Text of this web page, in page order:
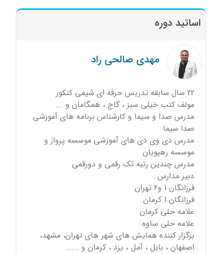
اساتید دوره
مهدی صالحی راد
22 سال سابقه تدریس حرفه ای شیمی کنکور
مولف کتب خیلی سبز ، گاج ، همگامان و ...
مدرس صدا و سیما و کارشناس برنامه های آموزشی
صدا سیما
مدرس دی وی دی های آموزشی موسسه پرواز و
موسسه رهپویان
مدرس چندین رتبه تک رقمی و دورقمی
دبیر مدارس :
فرزانگان 1 و2 تهران
فرزانگان 1 کرمان
علامه حلی کرمان
علامه حلی ساوه
برگزار کننده همایش های شهر های تهران، مشهد،
اصفهان ، بابل ، آمل ، یزد ، کرمان و .....